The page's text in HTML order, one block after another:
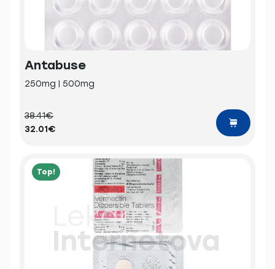
Antabuse
250mg | 500mg
38.41€
32.01€
Top!